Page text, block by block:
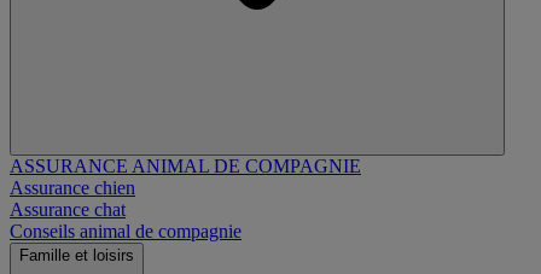
ASSURANCE ANIMAL DE COMPAGNIE
Assurance chien
Assurance chat
Conseils animal de compagnie
Famille et loisirs